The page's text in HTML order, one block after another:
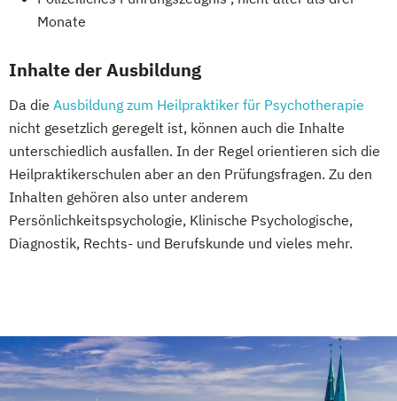
Monate
Inhalte der Ausbildung
Da die Ausbildung zum Heilpraktiker für Psychotherapie
nicht gesetzlich geregelt ist, können auch die Inhalte
unterschiedlich ausfallen. In der Regel orientieren sich die
Heilpraktikerschulen aber an den Prüfungsfragen. Zu den
Inhalten gehören also unter anderem
Persönlichkeitspsychologie, Klinische Psychologische,
Diagnostik, Rechts- und Berufskunde und vieles mehr.